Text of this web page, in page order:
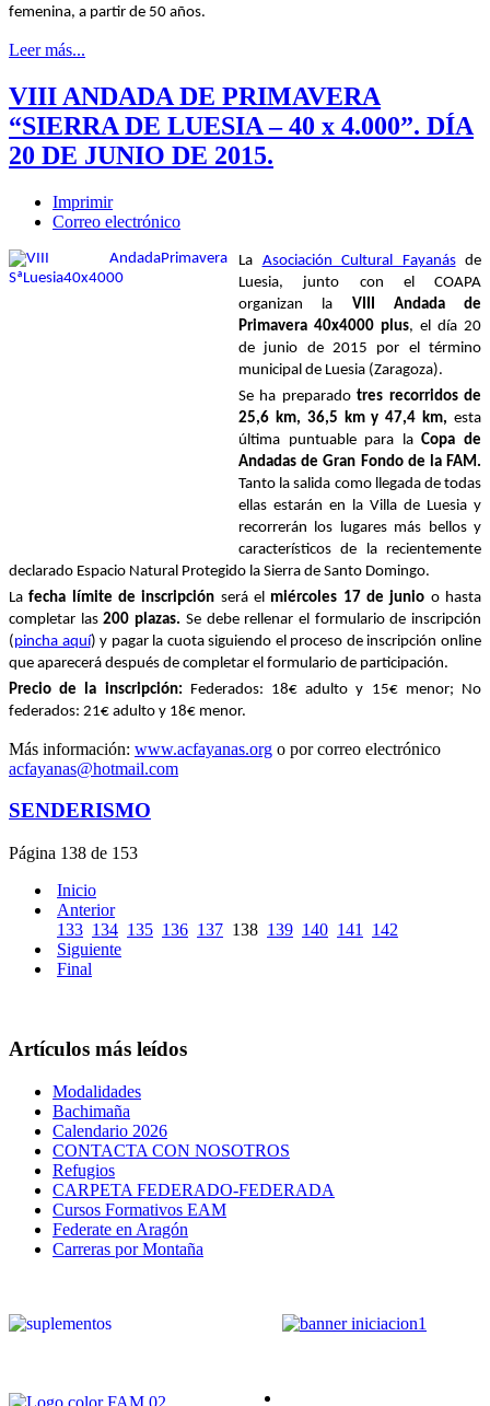
femenina, a partir de 50 años.
Leer más...
VIII ANDADA DE PRIMAVERA
“SIERRA DE LUESIA – 40 x 4.000”. DÍA
20 DE JUNIO DE 2015.
Imprimir
Correo electrónico
La Asociación Cultural Fayanásde
Luesia, junto con el COAPA
organizan la VIII Andada de
Primavera 40x4000 plus, el día 20
de junio de 2015 por el término
municipal de Luesia (Zaragoza).
Se ha preparadotres recorridos de
25,6 km, 36,5 km y 47,4 km,esta
última puntuable para laCopa de
Andadas de Gran Fondo de la FAM .
Tanto la salida como llegada de todas
ellas estarán en la Villa de Luesia y
recorrerán los lugares más bellos y
característicos de la recientemente
declarado Espacio Natural Protegido la Sierra de Santo Domingo.
Lafecha límite de inscripción será el miércoles 17 de junio o hasta
completar las200 plazas. Se debe rellenar el formulario de inscripción
(pincha aquí) y pagar la cuota siguiendo el proceso de inscripción online
que aparecerá después de completar el formulario de participación.
Precio de la inscripción: Federados: 18€ adulto y 15€ menor; No
federados: 21€ adulto y 18€ menor.
Más información: www.acfayanas.org o por correo electrónico
acfayanas@hotmail.com
SENDERISMO
Página 138 de 153
Inicio
Anterior
133 134 135 136 137 138 139 140 141
142
Siguiente
Final
Artículos más leídos
Modalidades
Bachimaña
Calendario 2026
CONTACTA CON NOSOTROS
Refugios
CARPETA FEDERADO-FEDERADA
Cursos Formativos EAM
Federate en Aragón
Carreras por Montaña